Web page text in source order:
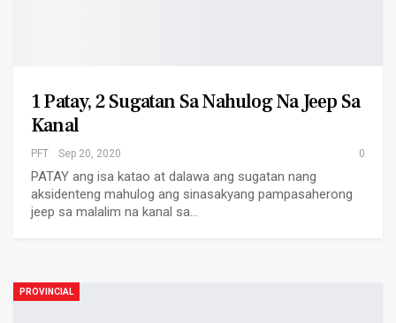
1 Patay, 2 Sugatan Sa Nahulog Na Jeep Sa
Kanal
PFT Sep 20, 2020 0
PATAY ang isa katao at dalawa ang sugatan nang
aksidenteng mahulog ang sinasakyang pampasaherong
jeep sa malalim na kanal sa…
PROVINCIAL